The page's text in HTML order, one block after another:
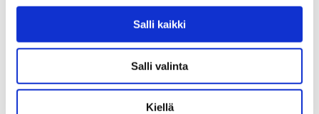
Salli kaikki
Salli valinta
Kiellä